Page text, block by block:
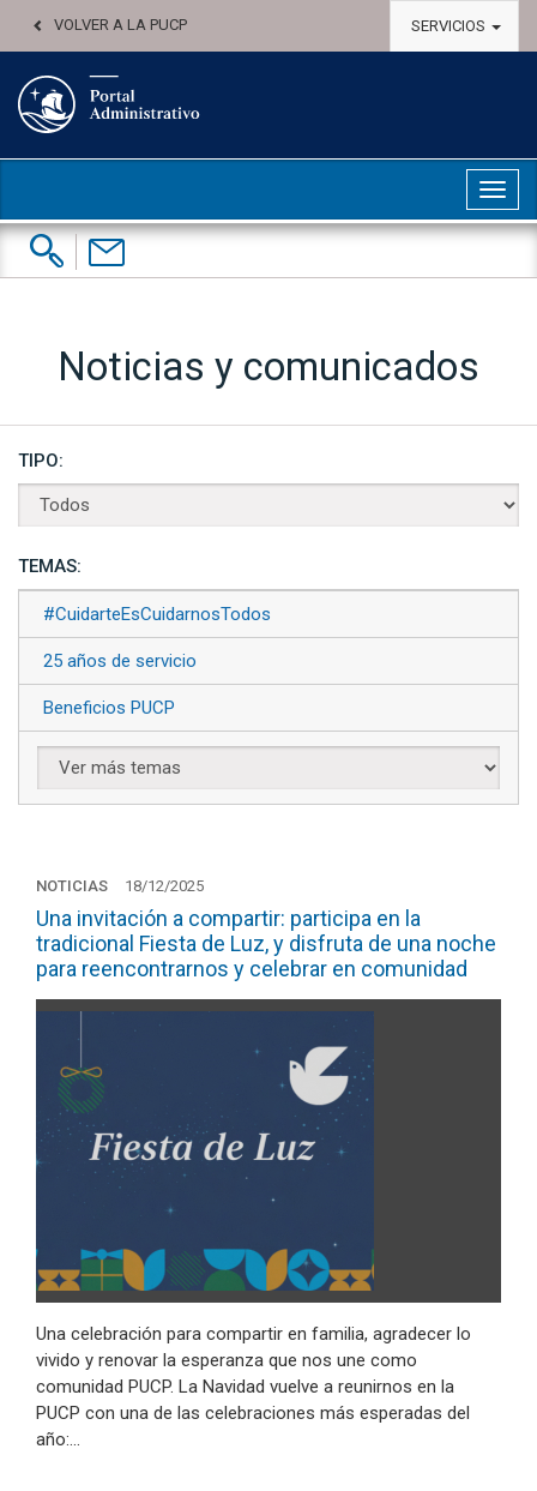
VOLVER A LA PUCP SERVICIOS
Buscar:
Contáctenos
Noticias y comunicados
TIPO:
TEMAS:
#CuidarteEsCuidarnosTodos
25 años de servicio
Beneficios PUCP
NOTICIAS 18/12/2025
Una invitación a compartir: participa en la
tradicional Fiesta de Luz, y disfruta de una noche
para reencontrarnos y celebrar en comunidad
Una celebración para compartir en familia, agradecer lo
vivido y renovar la esperanza que nos une como
comunidad PUCP. La Navidad vuelve a reunirnos en la
PUCP con una de las celebraciones más esperadas del
año:…